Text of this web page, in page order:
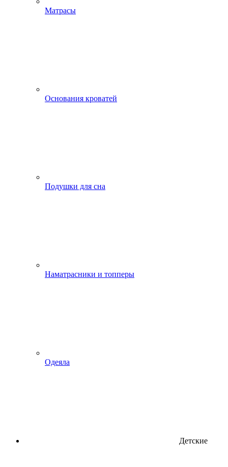
Матрасы
Основания кроватей
Подушки для сна
Наматрасники и топперы
Одеяла
Детские